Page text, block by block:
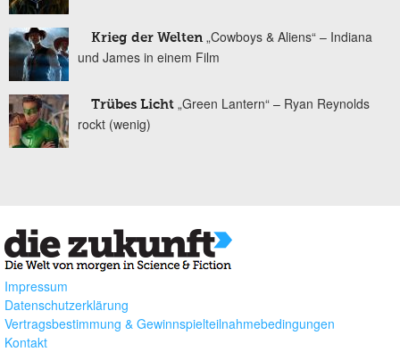
Krieg der Welten „Cowboys & Aliens“ – Indiana
und James in einem Film
Trübes Licht „Green Lantern“ – Ryan Reynolds
rockt (wenig)
Impressum
Datenschutzerklärung
Vertragsbestimmung & Gewinnspielteilnahmebedingungen
Kontakt